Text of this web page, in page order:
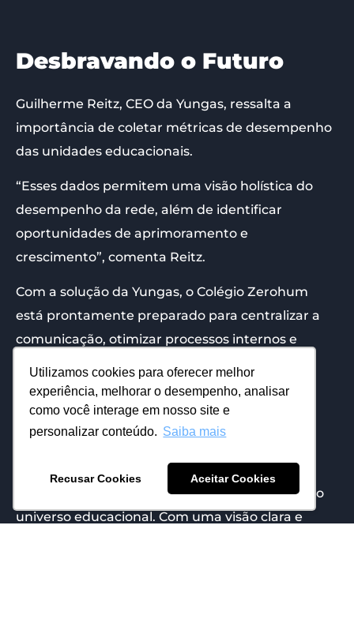
Utilizamos cookies para oferecer melhor
experiência, melhorar o desempenho, analisar
como você interage em nosso site e
personalizar conteúdo. Saiba mais
Recusar Cookies Aceitar Cookies
Desbravando o Futuro
Guilherme Reitz, CEO da Yungas, ressalta a
importância de coletar métricas de desempenho
das unidades educacionais.
“Esses dados permitem uma visão holística do
desempenho da rede, além de identificar
oportunidades de aprimoramento e
crescimento”, comenta Reitz.
Com a solução da Yungas, o Colégio Zerohum
está prontamente preparado para centralizar a
comunicação, otimizar processos internos e
grupo educacional do Brasil.
Em um contexto em constante mutação, o
comunicação interna e adoção de tecnologias
podem catapultar o crescimento e o sucesso no
universo educacional. Com uma visão clara e